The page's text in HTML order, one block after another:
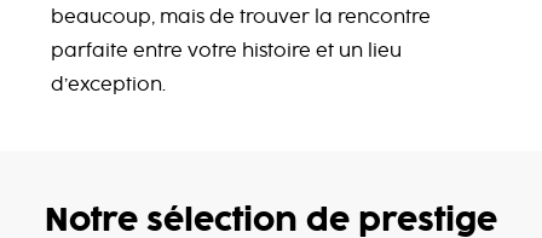
beaucoup, mais de trouver la rencontre
parfaite entre votre histoire et un lieu
d’exception.
Notre sélection de prestige